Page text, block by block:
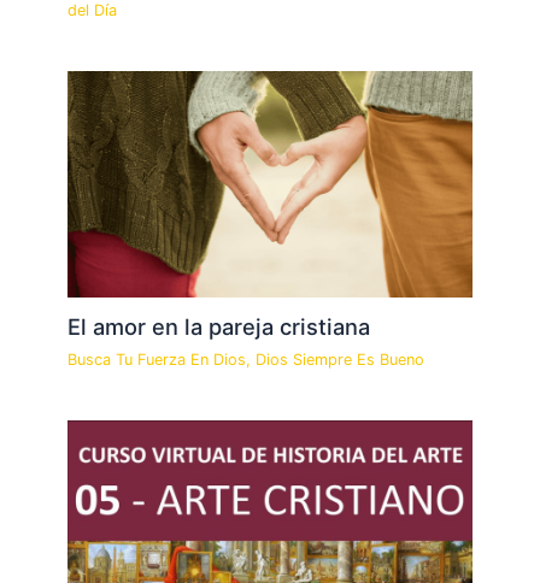
del Día
El amor en la pareja cristiana
Busca Tu Fuerza En Dios, Dios Siempre Es Bueno